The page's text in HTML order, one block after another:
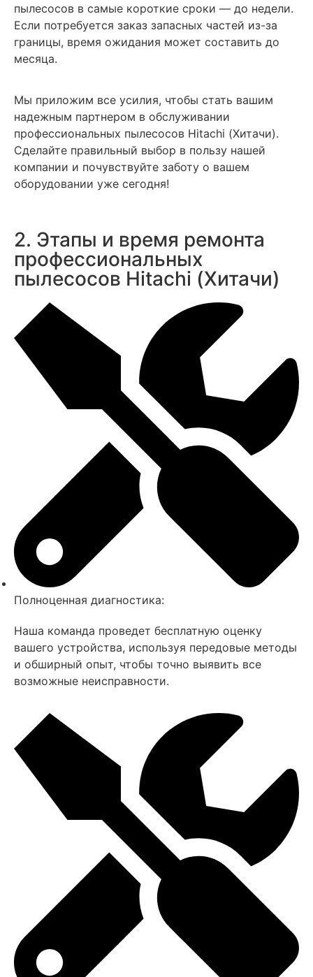
пылесосов в самые короткие сроки — до недели.
Если потребуется заказ запасных частей из-за
границы, время ожидания может составить до
месяца.
Мы приложим все усилия, чтобы стать вашим
надежным партнером в обслуживании
профессиональных пылесосов Hitachi (Хитачи).
Сделайте правильный выбор в пользу нашей
компании и почувствуйте заботу о вашем
оборудовании уже сегодня!
2. Этапы и время ремонта
профессиональных
пылесосов Hitachi (Хитачи)
Полноценная диагностика:
Наша команда проведет бесплатную оценку
вашего устройства, используя передовые методы
и обширный опыт, чтобы точно выявить все
возможные неисправности.